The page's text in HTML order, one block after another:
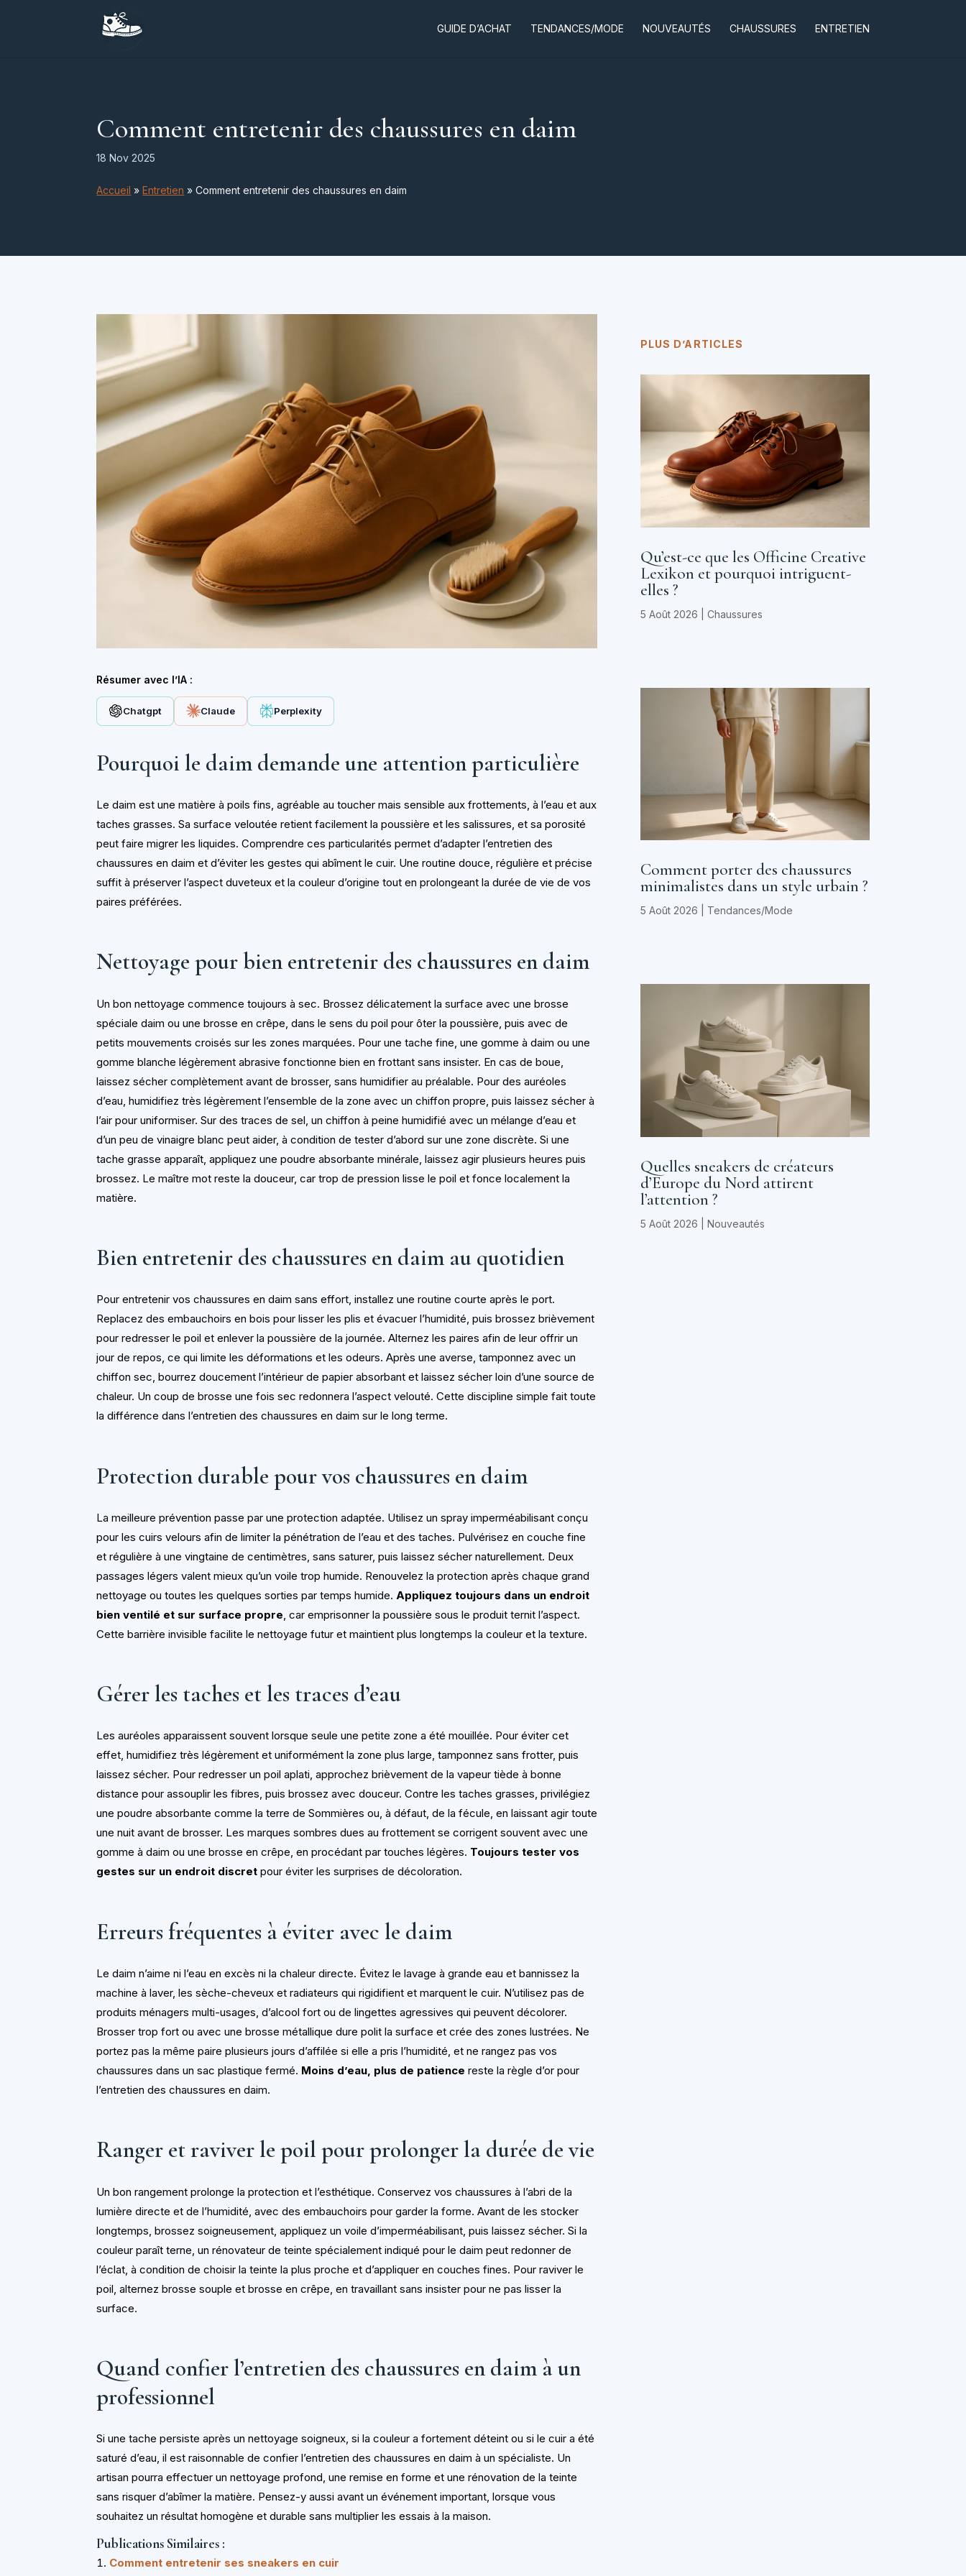
GUIDE D’ACHAT TENDANCES/MODE NOUVEAUTÉS CHAUSSURES ENTRETIEN
Comment entretenir des chaussures en daim
18 Nov 2025
Accueil »Entretien »Comment entretenir des chaussures en daim
Résumer avec l’IA :
Chatgpt Claude Perplexity
Pourquoi le daim demande une attention particulière
Le daim est une matière à poils fins, agréable au toucher mais sensible aux frottements, à l’eau et aux
taches grasses. Sa surface veloutée retient facilement la poussière et les salissures, et sa porosité
peut faire migrer les liquides. Comprendre ces particularités permet d’adapter l’entretien des
chaussures en daim et d’éviter les gestes qui abîment le cuir. Une routine douce, régulière et précise
suffit à préserver l’aspect duveteux et la couleur d’origine tout en prolongeant la durée de vie de vos
paires préférées.
Nettoyage pour bien entretenir des chaussures en daim
Un bon nettoyage commence toujours à sec. Brossez délicatement la surface avec une brosse
spéciale daim ou une brosse en crêpe, dans le sens du poil pour ôter la poussière, puis avec de
petits mouvements croisés sur les zones marquées. Pour une tache fine, une gomme à daim ou une
gomme blanche légèrement abrasive fonctionne bien en frottant sans insister. En cas de boue,
laissez sécher complètement avant de brosser, sans humidifier au préalable. Pour des auréoles
d’eau, humidifiez très légèrement l’ensemble de la zone avec un chiffon propre, puis laissez sécher à
l’air pour uniformiser. Sur des traces de sel, un chiffon à peine humidifié avec un mélange d’eau et
d’un peu de vinaigre blanc peut aider, à condition de tester d’abord sur une zone discrète. Si une
tache grasse apparaît, appliquez une poudre absorbante minérale, laissez agir plusieurs heures puis
brossez. Le maître mot reste la douceur, car trop de pression lisse le poil et fonce localement la
matière.
Bien entretenir des chaussures en daim au quotidien
Pour entretenir vos chaussures en daim sans effort, installez une routine courte après le port.
Replacez des embauchoirs en bois pour lisser les plis et évacuer l’humidité, puis brossez brièvement
pour redresser le poil et enlever la poussière de la journée. Alternez les paires afin de leur offrir un
jour de repos, ce qui limite les déformations et les odeurs. Après une averse, tamponnez avec un
chiffon sec, bourrez doucement l’intérieur de papier absorbant et laissez sécher loin d’une source de
chaleur. Un coup de brosse une fois sec redonnera l’aspect velouté. Cette discipline simple fait toute
la différence dans l’entretien des chaussures en daim sur le long terme.
Protection durable pour vos chaussures en daim
La meilleure prévention passe par une protection adaptée. Utilisez un spray imperméabilisant conçu
pour les cuirs velours afin de limiter la pénétration de l’eau et des taches. Pulvérisez en couche fine
et régulière à une vingtaine de centimètres, sans saturer, puis laissez sécher naturellement. Deux
passages légers valent mieux qu’un voile trop humide. Renouvelez la protection après chaque grand
nettoyage ou toutes les quelques sorties par temps humide.Appliquez toujours dans un endroit
bien ventilé et sur surface propre, car emprisonner la poussière sous le produit ternit l’aspect.
Cette barrière invisible facilite le nettoyage futur et maintient plus longtemps la couleur et la texture.
Gérer les taches et les traces d’eau
Les auréoles apparaissent souvent lorsque seule une petite zone a été mouillée. Pour éviter cet
effet, humidifiez très légèrement et uniformément la zone plus large, tamponnez sans frotter, puis
laissez sécher. Pour redresser un poil aplati, approchez brièvement de la vapeur tiède à bonne
distance pour assouplir les fibres, puis brossez avec douceur. Contre les taches grasses, privilégiez
une poudre absorbante comme la terre de Sommières ou, à défaut, de la fécule, en laissant agir toute
une nuit avant de brosser. Les marques sombres dues au frottement se corrigent souvent avec une
gomme à daim ou une brosse en crêpe, en procédant par touches légères. Toujours tester vos
gestes sur un endroit discret pour éviter les surprises de décoloration.
Erreurs fréquentes à éviter avec le daim
Le daim n’aime ni l’eau en excès ni la chaleur directe. Évitez le lavage à grande eau et bannissez la
machine à laver, les sèche-cheveux et radiateurs qui rigidifient et marquent le cuir. N’utilisez pas de
produits ménagers multi-usages, d’alcool fort ou de lingettes agressives qui peuvent décolorer.
Brosser trop fort ou avec une brosse métallique dure polit la surface et crée des zones lustrées. Ne
portez pas la même paire plusieurs jours d’affilée si elle a pris l’humidité, et ne rangez pas vos
chaussures dans un sac plastique fermé. Moins d’eau, plus de patience reste la règle d’or pour
l’entretien des chaussures en daim.
Ranger et raviver le poil pour prolonger la durée de vie
Un bon rangement prolonge la protection et l’esthétique. Conservez vos chaussures à l’abri de la
lumière directe et de l’humidité, avec des embauchoirs pour garder la forme. Avant de les stocker
longtemps, brossez soigneusement, appliquez un voile d’imperméabilisant, puis laissez sécher. Si la
couleur paraît terne, un rénovateur de teinte spécialement indiqué pour le daim peut redonner de
l’éclat, à condition de choisir la teinte la plus proche et d’appliquer en couches fines. Pour raviver le
poil, alternez brosse souple et brosse en crêpe, en travaillant sans insister pour ne pas lisser la
surface.
Quand confier l’entretien des chaussures en daim à un
professionnel
Si une tache persiste après un nettoyage soigneux, si la couleur a fortement déteint ou si le cuir a été
saturé d’eau, il est raisonnable de confier l’entretien des chaussures en daim à un spécialiste. Un
artisan pourra effectuer un nettoyage profond, une remise en forme et une rénovation de la teinte
sans risquer d’abîmer la matière. Pensez-y aussi avant un événement important, lorsque vous
souhaitez un résultat homogène et durable sans multiplier les essais à la maison.
Publications Similaires :
Comment entretenir ses sneakers en cuir
PLUS D’ARTICLES
Qu’est-ce que les Officine Creative
Lexikon et pourquoi intriguent-
elles ?
5 Août 2026 Chaussures
Comment porter des chaussures
minimalistes dans un style urbain ?
5 Août 2026 Tendances/Mode
Quelles sneakers de créateurs
d’Europe du Nord attirent
l’attention ?
5 Août 2026 Nouveautés